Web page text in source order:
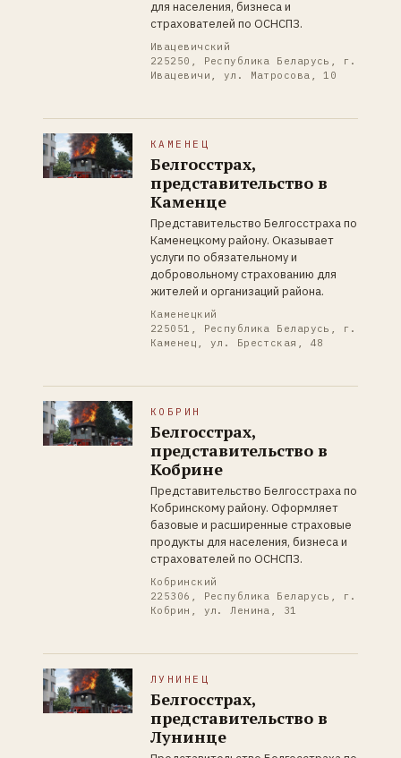
для населения, бизнеса и
страхователей по ОСНСПЗ.
Ивацевичский
225250, Республика Беларусь, г.
Ивацевичи, ул. Матросова, 10
КАМЕНЕЦ
Белгосстрах,
представительство в
Каменце
Представительство Белгосстраха по
Каменецкому району. Оказывает
услуги по обязательному и
добровольному страхованию для
жителей и организаций района.
Каменецкий
225051, Республика Беларусь, г.
Каменец, ул. Брестская, 48
КОБРИН
Белгосстрах,
представительство в
Кобрине
Представительство Белгосстраха по
Кобринскому району. Оформляет
базовые и расширенные страховые
продукты для населения, бизнеса и
страхователей по ОСНСПЗ.
Кобринский
225306, Республика Беларусь, г.
Кобрин, ул. Ленина, 31
ЛУНИНЕЦ
Белгосстрах,
представительство в
Лунинце